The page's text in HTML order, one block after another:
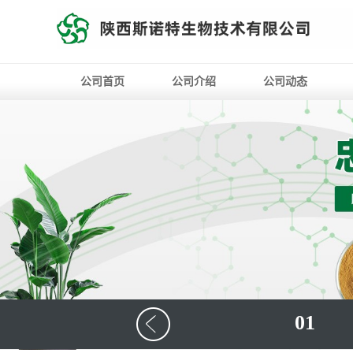
公司首页 公司介绍 公司动态
01